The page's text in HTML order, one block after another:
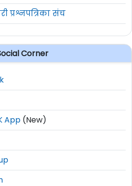
प्रश्नपत्रिका संच
Corner
App (New)